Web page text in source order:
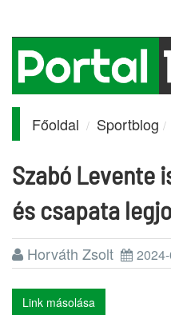
Főoldal Sportblog
Szabó Levente
és csapata
Horváth Zsolt
Link másolása